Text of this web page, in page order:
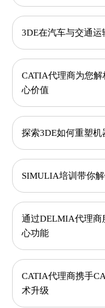
3DE在汽车与交通
CATIA代理商为您
心价值
探索3DE如何重塑
SIMULIA培训带你
通过DELMIA代理商
心功能
CATIA代理商携手
术升级